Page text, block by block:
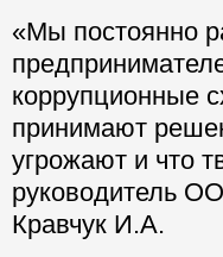
«Мы постоянно
коррупционные
принимают
угрожают и что
руководитель
Кравчук И.А.